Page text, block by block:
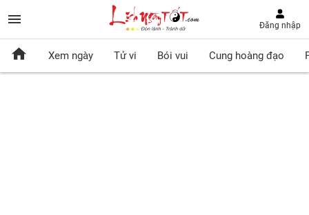
Đăng nhập
Xem ngày Tử vi Bói vui Cung hoàng đạo